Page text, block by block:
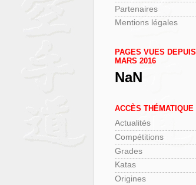
Partenaires
Mentions légales
PAGES VUES DEPUIS
MARS 2016
NaN
ACCÈS THÉMATIQUE
Actualités
Compétitions
Grades
Katas
Origines